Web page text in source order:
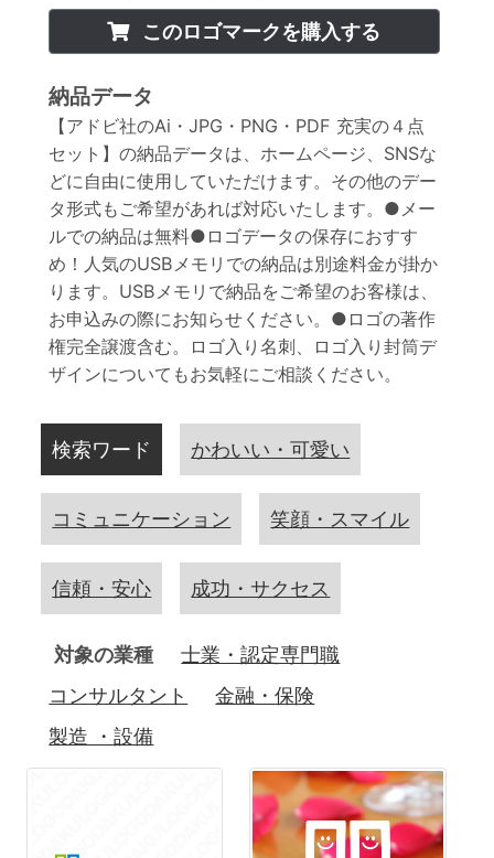
このロゴマークを購入する
納品データ
【アドビ社のAi・JPG・PNG・PDF 充実の４点
セット】の納品データは、ホームページ、SNSな
どに自由に使用していただけます。その他のデー
タ形式もご希望があれば対応いたします。●メー
ルでの納品は無料●ロゴデータの保存におすす
め！人気のUSBメモリでの納品は別途料金が掛か
ります。USBメモリで納品をご希望のお客様は、
お申込みの際にお知らせください。●ロゴの著作
権完全譲渡含む。ロゴ入り名刺、ロゴ入り封筒デ
ザインについてもお気軽にご相談ください。
検索ワード かわいい・可愛い
コミュニケーション 笑顔・スマイル
信頼・安心 成功・サクセス
対象の業種
士業・認定専門職
コンサルタント
金融・保険
製造 ・設備